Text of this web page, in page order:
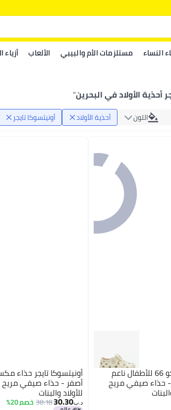
النساء مستلزمات الأم والبيبي الألعاب أزياء
أحذية الأولاد في البحرين"
اللون أحذية الأولاد أونيتسوكا تايجر
أونيتسوكا تايجر حذاء مكسيكو 66 للأطفال ناعم
- حذاء صيفي مريح
6
أصفر - حذاء صيفي مريح
للأولاد والبنات
د.ب‏30.30
38.18خصم 20%